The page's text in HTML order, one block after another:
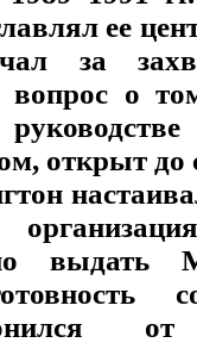
ее
за
о
открыт до
выдать
от